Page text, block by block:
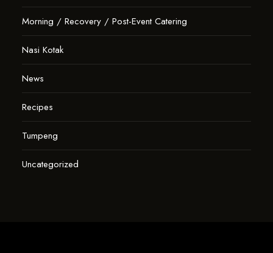
Morning / Recovery / Post-Event Catering
Nasi Kotak
News
Recipes
Tumpeng
Uncategorized